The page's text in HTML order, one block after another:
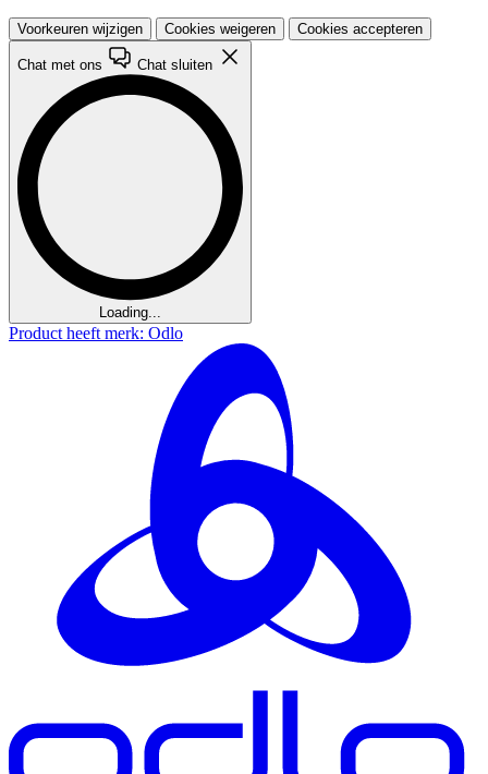
Voorkeuren wijzigen Cookies weigeren Cookies accepteren
Chat met ons Chat sluiten
Loading...
Product heeft merk: Odlo